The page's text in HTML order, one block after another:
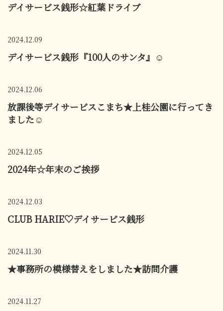
デイサービス銭形☆紅葉ドライブ
2024.12.09
デイサービス銭形『100人のサンタ』☺
2024.12.06
放課後等デイサービスこまち★上桂公園に行ってき
ました☺
2024.12.05
2024年☆年末のご挨拶
2024.12.03
CLUB HARIE♡デイサービス銭形
2024.11.30
★事務所の模様替えをしました★訪問介護
2024.11.27